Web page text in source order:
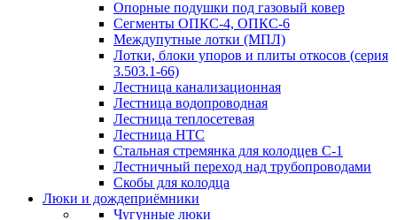
Опорные подушки под газовый ковер
Сегменты ОПКС-4, ОПКС-6
Междупутные лотки (МПЛ)
Лотки, блоки упоров и плиты откосов (серия
3.503.1-66)
Лестница канализационная
Лестница водопроводная
Лестница теплосетевая
Лестница НТС
Стальная стремянка для колодцев С-1
Лестничный переход над трубопроводами
Скобы для колодца
Люки и дождеприёмники
Чугунные люки